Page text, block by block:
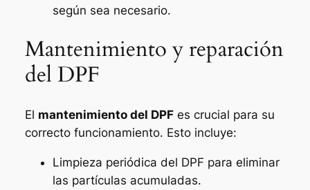
según sea necesario.
Mantenimiento y reparación
del DPF
El mantenimiento del DPFes crucial para su
correcto funcionamiento. Esto incluye:
Limpieza periódica del DPF para eliminar
las partículas acumuladas.